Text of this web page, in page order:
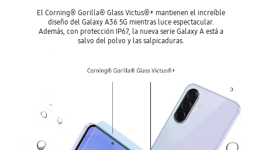
El Corning® Gorilla® Glass Victus®+ mantienen el increíble
diseño del Galaxy A36 5G mientras luce espectacular.
Además, con protección IP67, la nueva serie Galaxy A está a
salvo del polvo y las salpicaduras.